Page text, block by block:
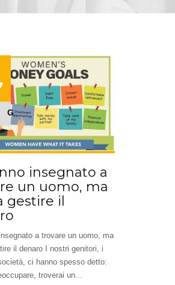
insegnato a
un uomo, ma
gestire il
a trovare un uomo, ma
il denaro I nostri genitori, i
ci hanno spesso detto:
troverai un...